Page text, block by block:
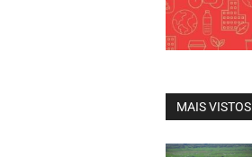
MAIS VISTOS